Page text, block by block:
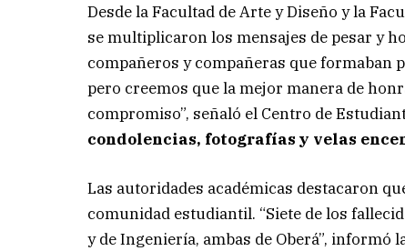
Desde la Facultad de Arte y Diseño y la
se multiplicaron los mensajes de pesar y
compañeros y compañeras que formaban
pero creemos que la mejor manera de
compromiso”, señaló el Centro de
condolencias, fotografías y velas
Las autoridades académicas destacaron
comunidad estudiantil. “Siete de los
y de Ingeniería, ambas de Oberá”, informó